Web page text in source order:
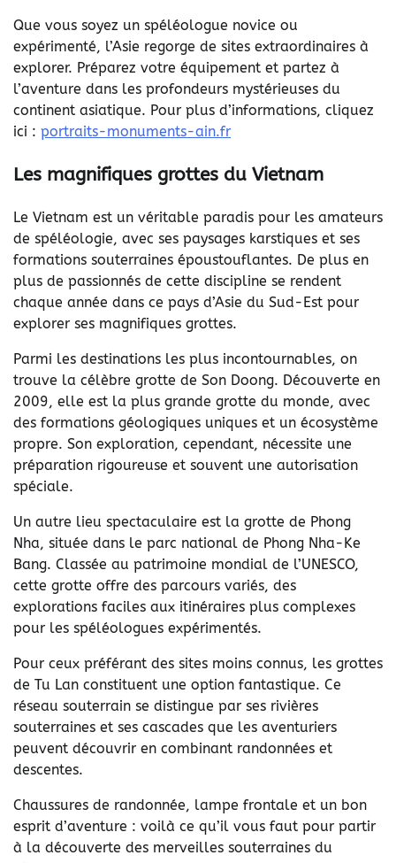
Que vous soyez un spéléologue novice ou
expérimenté, l’Asie regorge de sites extraordinaires à
explorer. Préparez votre équipement et partez à
l’aventure dans les profondeurs mystérieuses du
continent asiatique. Pour plus d’informations, cliquez
ici : portraits-monuments-ain.fr
Les magnifiques grottes du Vietnam
Le Vietnam est un véritable paradis pour les amateurs
de spéléologie, avec ses paysages karstiques et ses
formations souterraines époustouflantes. De plus en
plus de passionnés de cette discipline se rendent
chaque année dans ce pays d’Asie du Sud-Est pour
explorer ses magnifiques grottes.
Parmi les destinations les plus incontournables, on
trouve la célèbre grotte de Son Doong. Découverte en
2009, elle est la plus grande grotte du monde, avec
des formations géologiques uniques et un écosystème
propre. Son exploration, cependant, nécessite une
préparation rigoureuse et souvent une autorisation
spéciale.
Un autre lieu spectaculaire est la grotte de Phong
Nha, située dans le parc national de Phong Nha-Ke
Bang. Classée au patrimoine mondial de l’UNESCO,
cette grotte offre des parcours variés, des
explorations faciles aux itinéraires plus complexes
pour les spéléologues expérimentés.
Pour ceux préférant des sites moins connus, les grottes
de Tu Lan constituent une option fantastique. Ce
réseau souterrain se distingue par ses rivières
souterraines et ses cascades que les aventuriers
peuvent découvrir en combinant randonnées et
descentes.
Chaussures de randonnée, lampe frontale et un bon
esprit d’aventure : voilà ce qu’il vous faut pour partir
à la découverte des merveilles souterraines du